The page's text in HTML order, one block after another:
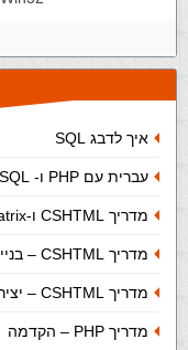
איך לדבג SQL
עברית עם PHP ו- MySQL
מדריך CSHTML ו-WebMatrix: הקדמה
מדריך CSHTML – בניית אתר פשוט עם WebMatrix
מדריך CSHTML – יצירת אתר דינאמי פשוט עם קוד CSHTML
מדריך PHP – הקדמה